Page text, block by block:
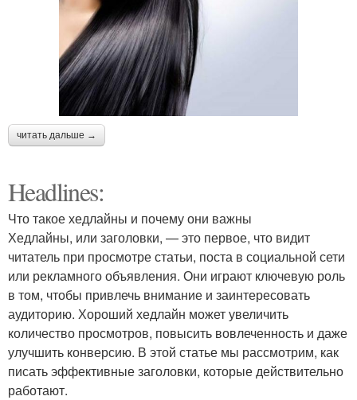
читать дальше →
Headlines:
Что такое хедлайны и почему они важны
Хедлайны, или заголовки, — это первое, что видит
читатель при просмотре статьи, поста в социальной сети
или рекламного объявления. Они играют ключевую роль
в том, чтобы привлечь внимание и заинтересовать
аудиторию. Хороший хедлайн может увеличить
количество просмотров, повысить вовлеченность и даже
улучшить конверсию. В этой статье мы рассмотрим, как
писать эффективные заголовки, которые действительно
работают.